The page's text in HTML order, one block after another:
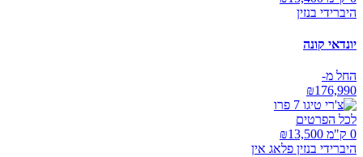
היברידי בנזין
יונדאי קונה
החל מ-
₪176,990
לכל הפרטים
0 ק"מ ₪
13,500
היברידי בנזין פלאג אין